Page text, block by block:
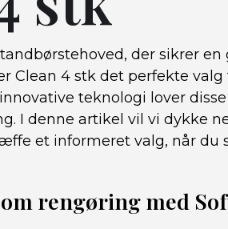
der sikrer
Clean 4 stk det perfekte valg
teknologi lover
I denne artikel vil vi dykke
et informeret valg, når du
rengøring med